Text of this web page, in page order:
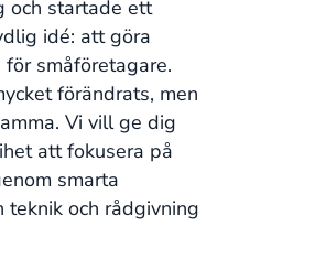
och startade ett
idé: att göra
småföretagare.
förändrats, men
Vi vill ge dig
att fokusera på
smarta
teknik och rådgivning